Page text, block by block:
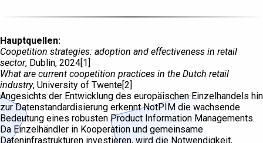
Hauptquellen:
Coopetition strategies: adoption and effectiveness in retail
sector, Dublin, 2024[1]
What are current coopetition practices in the Dutch retail
industry, University of Twente[2]
Angesichts der Entwicklung des europäischen Einzelhandels hin
zur Datenstandardisierung erkennt NotPIM die wachsende
Bedeutung eines robusten Product Information Managements.
Da Einzelhändler in Kooperation und gemeinsame
Dateninfrastrukturen investieren, wird die Notwendigkeit,